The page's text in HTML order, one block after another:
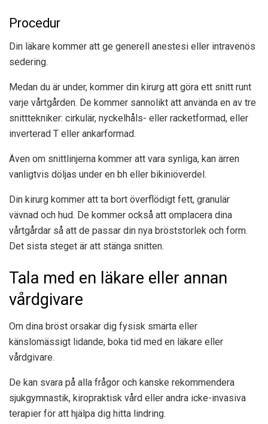
Procedur
Din läkare kommer att ge generell anestesi eller intravenös
sedering.
Medan du är under, kommer din kirurg att göra ett snitt runt
varje vårtgården. De kommer sannolikt att använda en av tre
snitttekniker: cirkulär, nyckelhåls- eller racketformad, eller
inverterad T eller ankarformad.
Även om snittlinjerna kommer att vara synliga, kan ärren
vanligtvis döljas under en bh eller bikiniöverdel.
Din kirurg kommer att ta bort överflödigt fett, granulär
vävnad och hud. De kommer också att omplacera dina
vårtgårdar så att de passar din nya bröststorlek och form.
Det sista steget är att stänga snitten.
Tala med en läkare eller annan
vårdgivare
Om dina bröst orsakar dig fysisk smärta eller
känslomässigt lidande, boka tid med en läkare eller
vårdgivare.
De kan svara på alla frågor och kanske rekommendera
sjukgymnastik, kiropraktisk vård eller andra icke-invasiva
terapier för att hjälpa dig hitta lindring.